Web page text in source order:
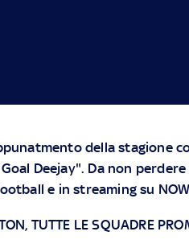
della stagione
Deejay". Da non
e in streaming su NOW
TUTTE LE SQUADRE